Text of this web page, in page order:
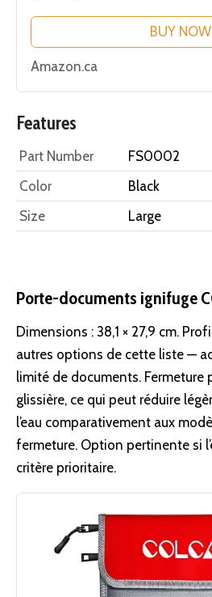
bijoux, objets de valeur
cm
BUY NOW
Amazon.ca
Features
Part Number
FS0002
Color
Black
Size
Large
Porte-documents ignifuge
Dimensions : 38,1 × 27,9 cm.
autres options de cette liste —
limité de documents. Fermeture
glissière, ce qui peut réduire
l’eau comparativement aux
fermeture. Option pertinente si
critère prioritaire.